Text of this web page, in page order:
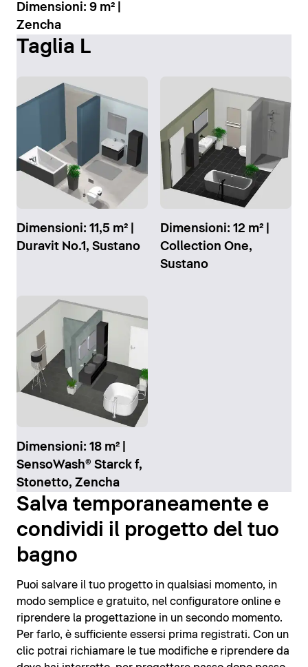
Dimensioni: 9 m² |
Zencha
Taglia L
Dimensioni: 11,5 m² |
Duravit No.1, Sustano
Dimensioni: 12 m² |
Collection One,
Sustano
Dimensioni: 18 m² |
SensoWash® Starck f,
Stonetto, Zencha
Salva temporaneamente e
condividi il progetto del tuo
bagno
Puoi salvare il tuo progetto in qualsiasi momento, in
modo semplice e gratuito, nel configuratore online e
riprendere la progettazione in un secondo momento.
Per farlo, è sufficiente essersi prima registrati. Con un
clic potrai richiamare le tue modifiche e riprendere da